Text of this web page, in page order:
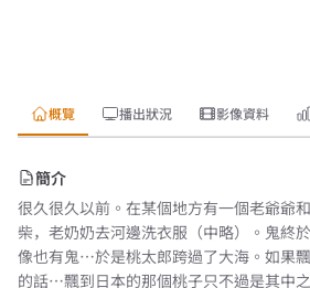
概覽 播出狀況 影像資料
簡介
很久很久以前。在某個地方有一個老爺爺
柴，老奶奶去河邊洗衣服（中略）。鬼終
像也有鬼…於是桃太郎跨過了大海。如果